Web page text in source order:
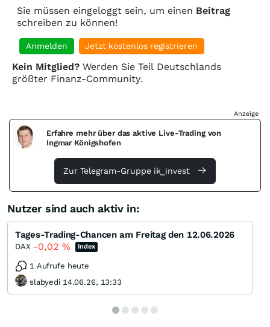
Sie müssen eingeloggt sein, um einen Beitrag
schreiben zu können!
Anmelden Jetzt kostenlos registrieren
Kein Mitglied? Werden Sie Teil Deutschlands
größter Finanz-Community.
Anzeige
Erfahre mehr über das aktive Live-Trading von
Ingmar Königshofen
Zur Telegram-Gruppe ik_invest
Nutzer sind auch aktiv in:
Tages-Trading-Chancen am Freitag den 12.06.2026
DAX -0,02 % Index
1 Aufrufe heute
slabyedi 14.06.26, 13:33